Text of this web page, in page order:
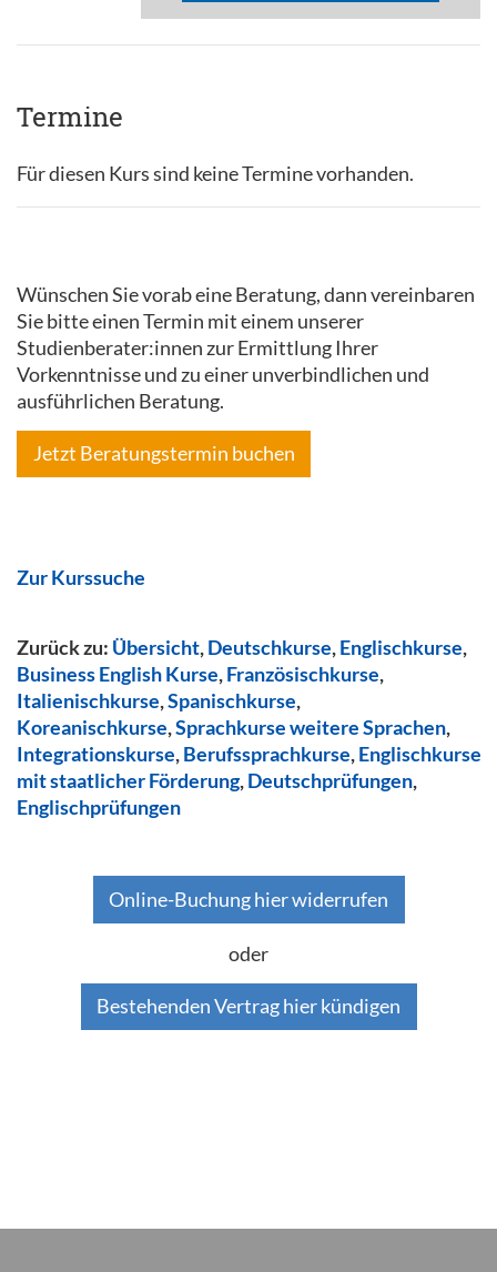
Termine
Für diesen Kurs sind keine Termine vorhanden.
Wünschen Sie vorab eine Beratung, dann vereinbaren
Sie bitte einen Termin mit einem unserer
Studienberater:innen zur Ermittlung Ihrer
Vorkenntnisse und zu einer unverbindlichen und
ausführlichen Beratung.
Jetzt Beratungstermin buchen
Zur Kurssuche
Zurück zu: Übersicht,Deutschkurse,Englischkurse,
Business English Kurse,Französischkurse,
Italienischkurse,Spanischkurse,
Koreanischkurse,Sprachkurse weitere Sprachen,
Integrationskurse,Berufssprachkurse,Englischkurse
mit staatlicher Förderung,Deutschprüfungen,
Englischprüfungen
Online-Buchung hier widerrufen
oder
Bestehenden Vertrag hier kündigen